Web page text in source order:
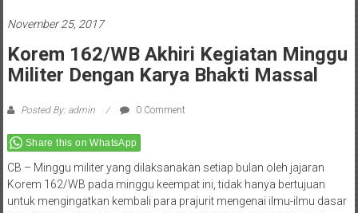
November 25, 2017
Korem 162/WB Akhiri Kegiatan Minggu
Militer Dengan Karya Bhakti Massal
Posted By: admin 0 Comment
Share this on WhatsApp
CB – Minggu militer yang dilaksanakan setiap bulan oleh jajaran
Korem 162/WB pada minggu keempat ini, tidak hanya bertujuan
untuk mengingatkan kembali para prajurit mengenai ilmu-ilmu dasar